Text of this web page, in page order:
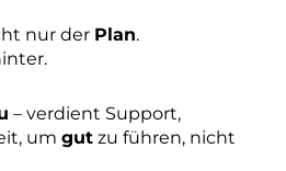
nur der Plan.
– verdient Support,
um gut zu führen, nicht